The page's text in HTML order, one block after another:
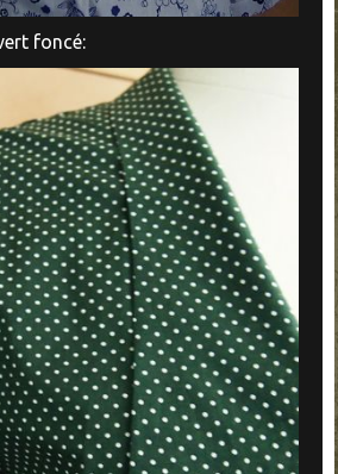
foncé: